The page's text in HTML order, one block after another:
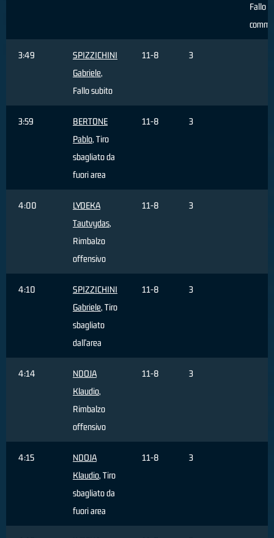
Fallo
3:49
SPIZZICHINI
Gabriele,
Fallo subito
11-8 3
3:59
BERTONE
Pablo, Tiro
sbagliato da
fuori area
11-8 3
4:00
LYDEKA
Tautvydas,
Rimbalzo
offensivo
11-8 3
4:10
SPIZZICHINI
Gabriele, Tiro
sbagliato
dall'area
11-8 3
4:14
NDOJA
Klaudio,
Rimbalzo
offensivo
11-8 3
4:15
NDOJA
Klaudio, Tiro
sbagliato da
fuori area
11-8 3